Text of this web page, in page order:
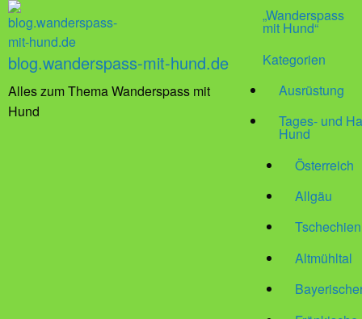
blog.wanderspass-mit-hund.de
Alles zum Thema Wanderspass mit
Hund
„Wanderspass
mit Hund“
Kategorien
Ausrüstung
Tages- und
Hund
Österreich
Allgäu
Tschechien
Altmühltal